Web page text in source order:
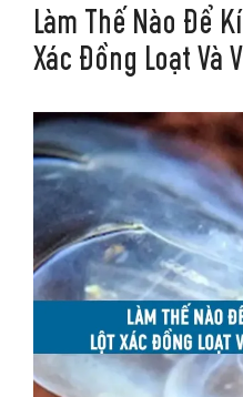
Làm Thế Nào Để
Xác Đồng Loạt Và